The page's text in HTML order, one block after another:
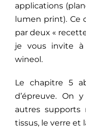
applications
lumen print). Ce
par deux «
je vous invite
wineol.
Le chapitre 5
d’épreuve. On
autres
tissus, le verre et